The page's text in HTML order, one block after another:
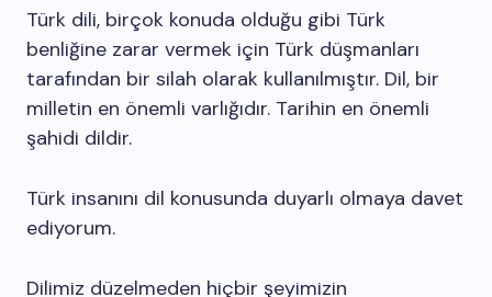
Türk dili, birçok konuda olduğu gibi Türk
benliğine zarar vermek için Türk düşmanları
tarafından bir silah olarak kullanılmıştır. Dil, bir
milletin en önemli varlığıdır. Tarihin en önemli
şahidi dildir.
Türk insanını dil konusunda duyarlı olmaya davet
ediyorum.
Dilimiz düzelmeden hiçbir şeyimizin